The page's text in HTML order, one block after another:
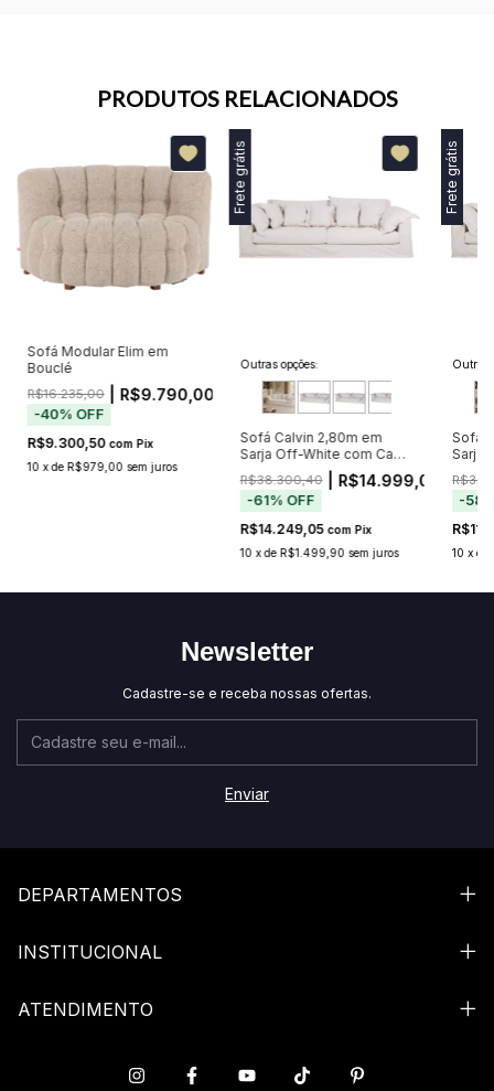
PRODUTOS RELACIONADOS
Sofá Modular Elim em
Bouclé
R$16.235,00| R$9.790,00
-40% OFF
R$9.300,50 com Pix
10 xde R$979,00 sem juros
Frete grátis
Outras opções:
Sofá Calvin 2,80m em
Sarja Off-White com Capa
Removível e 6 Almofadas
R$38.300,40| R$14.999,00
-61% OFF
R$14.249,05 com Pix
10 xde R$1.499,90 sem juros
Frete grátis
Outras
Sofá
Sarja
-58
10 x de
Newsletter
Cadastre-se e receba nossas ofertas.
DEPARTAMENTOS
INSTITUCIONAL
ATENDIMENTO